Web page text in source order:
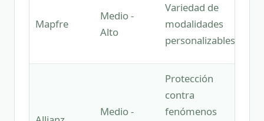
Mapfre
Medio -
Alto
Variedad de
modalidades
personalizables
Medio -
Protección
contra
fenómenos